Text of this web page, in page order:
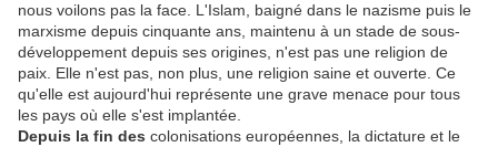
nous voilons pas la face. L'Islam, baigné dans le nazisme puis le
marxisme depuis cinquante ans, maintenu à un stade de sous-
développement depuis ses origines, n'est pas une religion de
paix. Elle n'est pas, non plus, une religion saine et ouverte. Ce
qu'elle est aujourd'hui représente une grave menace pour tous
les pays où elle s'est implantée.
Depuis la fin des colonisations européennes, la dictature et le